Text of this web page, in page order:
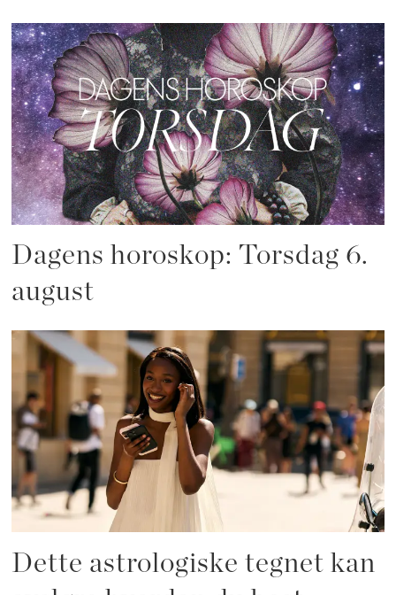
Dagens horoskop: Torsdag 6.
august
Dette astrologiske tegnet kan